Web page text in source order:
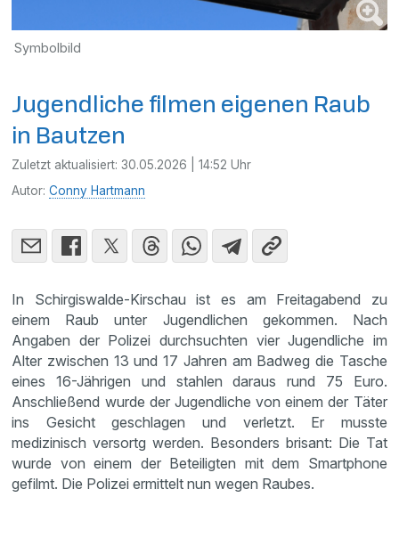
Symbolbild
Jugendliche filmen eigenen Raub
in Bautzen
Zuletzt aktualisiert:30.05.2026 | 14:52 Uhr
Autor:Conny Hartmann
In Schirgiswalde-Kirschau ist es am Freitagabend zu
einem Raub unter Jugendlichen gekommen. Nach
Angaben der Polizei durchsuchten vier Jugendliche im
Alter zwischen 13 und 17 Jahren am Badweg die Tasche
eines 16-Jährigen und stahlen daraus rund 75 Euro.
Anschließend wurde der Jugendliche von einem der Täter
ins Gesicht geschlagen und verletzt. Er musste
medizinisch versortg werden. Besonders brisant: Die Tat
wurde von einem der Beteiligten mit dem Smartphone
gefilmt. Die Polizei ermittelt nun wegen Raubes.